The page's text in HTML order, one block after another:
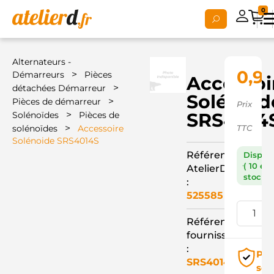
0
Alternateurs -
Démarreurs
>
Pièces
détachées Démarreur
>
Pièces de démarreur >
Solénoïdes >
Pièces de
solénoïdes
>
Accessoire
Solénoide SRS4014S
Référence
AtelierD
:
525585
Référence
fournisseur
:
SRS4014S
0,92
Prix
TTC
( 10 en
stock )